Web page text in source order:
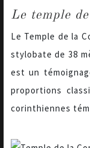
Le temple
Le Temple de la
stylobate de 38
est un
proportions
corinthiennes